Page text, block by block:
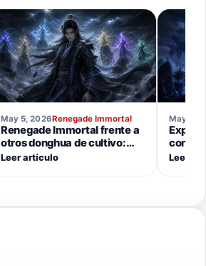
May 5, 2026Renegade Immortal
Renegade Immortal frente a
otros donghua de cultivo:
¿Qué lo hace diferente?
Leer artículo
May 5,
oscuro
Leer